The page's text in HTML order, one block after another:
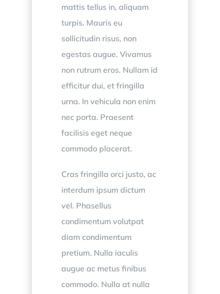
mattis tellus in, aliquam
turpis. Mauris eu
sollicitudin risus, non
egestas augue. Vivamus
non rutrum eros. Nullam id
efficitur dui, et fringilla
urna. In vehicula non enim
nec porta. Praesent
facilisis eget neque
commodo placerat.
Cras fringilla orci justo, ac
interdum ipsum dictum
vel. Phasellus
condimentum volutpat
diam condimentum
pretium. Nulla iaculis
augue ac metus finibus
commodo. Nulla at nulla